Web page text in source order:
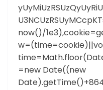
now()/
=new Date((new